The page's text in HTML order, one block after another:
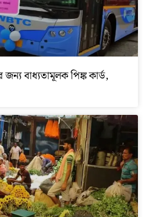
জন্য বাধ্যতামূলক পিঙ্ক কার্ড,